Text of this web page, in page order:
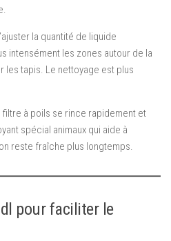
la quantité de liquide
intensément les zones autour de la
les tapis. Le nettoyage est plus
filtre à poils se rince rapidement et
spécial animaux qui aide à
reste fraîche plus longtemps.
pour faciliter le